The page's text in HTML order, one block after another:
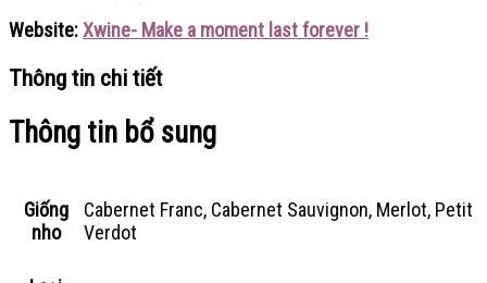
Website:Xwine- Make a moment last forever !
Thông tin chi tiết
Thông tin bổ sung
Giống
nho
Cabernet Franc, Cabernet Sauvignon, Merlot, Petit
Verdot